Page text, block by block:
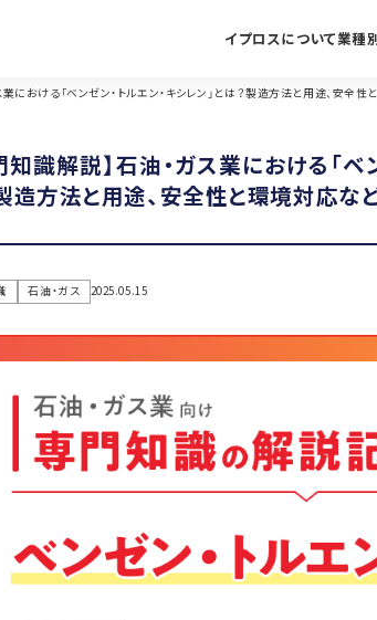
イプロスについて業種
業における「ベンゼン・トルエン・キシレン」とは？製造方法と用途、安全性
知識解説】石油・ガス業における「ベ
造方法と用途、安全性と環境対応な
石油・ガス 2025.05.15